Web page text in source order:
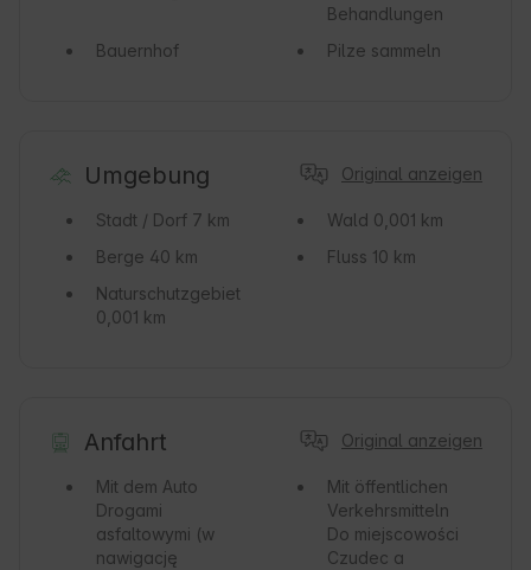
Behandlungen
Bauernhof
Pilze sammeln
Umgebung Original anzeigen
Stadt / Dorf 7 km Wald 0,001 km
Berge 40 km Fluss 10 km
Naturschutzgebiet
0,001 km
Anfahrt Original anzeigen
Mit dem Auto
Drogami
asfaltowymi (w
nawigację
Mit öffentlichen
Verkehrsmitteln
Do miejscowości
Czudec a